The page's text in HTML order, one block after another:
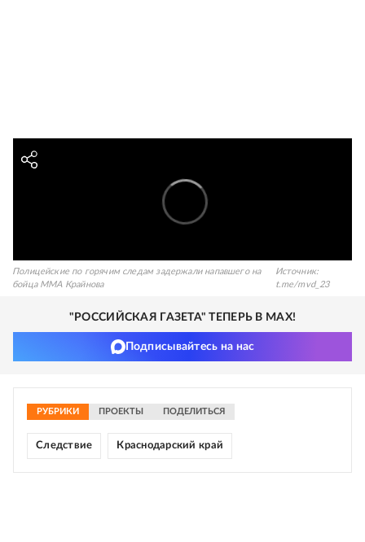
Полицейские по горячим следам задержали напавшего на
бойца MMA Крайнова
Источник:
t.me/mvd_23
"РОССИЙСКАЯ ГАЗЕТА" ТЕПЕРЬ В MAX!
Подписывайтесь на нас
РУБРИКИ ПРОЕКТЫ ПОДЕЛИТЬСЯ
Следствие Краснодарский край